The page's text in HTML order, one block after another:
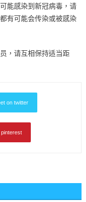
能感染到新冠病毒，请
有可能会传染或被感染
，请互相保持适当距
on twitter
pinterest